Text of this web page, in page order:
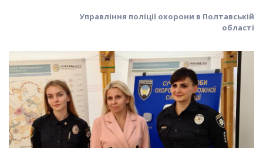
Управління поліції охорони в Полтавській
області